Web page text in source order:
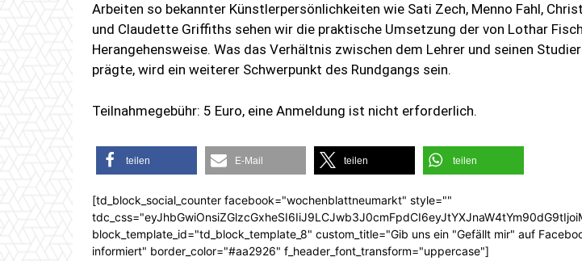
Arbeiten so bekannter Künstlerpersönlichkeiten wie Sati Zech, Menno Fahl,
und Claudette Griffiths sehen wir die praktische Umsetzung der von Lothar
Herangehensweise. Was das Verhältnis zwischen dem Lehrer und seinen
prägte, wird ein weiterer Schwerpunkt des Rundgangs sein.
Teilnahmegebühr: 5 Euro, eine Anmeldung ist nicht erforderlich.
teilen E-Mail teilen teilen
[td_block_social_counter facebook="wochenblattneumarkt" style=""
block_template_id="td_block_template_8" custom_title="Gib uns ein "Gefällt mir" auf
informiert" border_color="#aa2926" f_header_font_transform="uppercase"]